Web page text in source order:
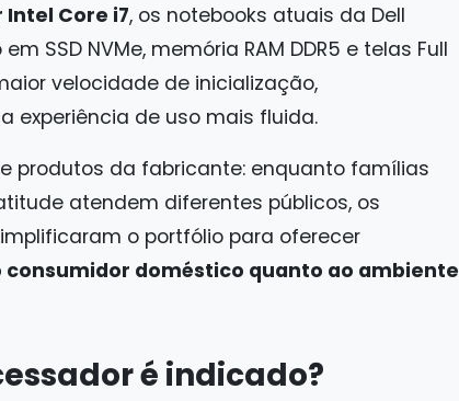
Core i7, os notebooks atuais da Dell
SSD NVMe, memória RAM DDR5 e telas Full
velocidade de inicialização,
experiência de uso mais fluida.
produtos da fabricante: enquanto famílias
atendem diferentes públicos, os
o portfólio para oferecer
doméstico quanto ao ambiente
é indicado?